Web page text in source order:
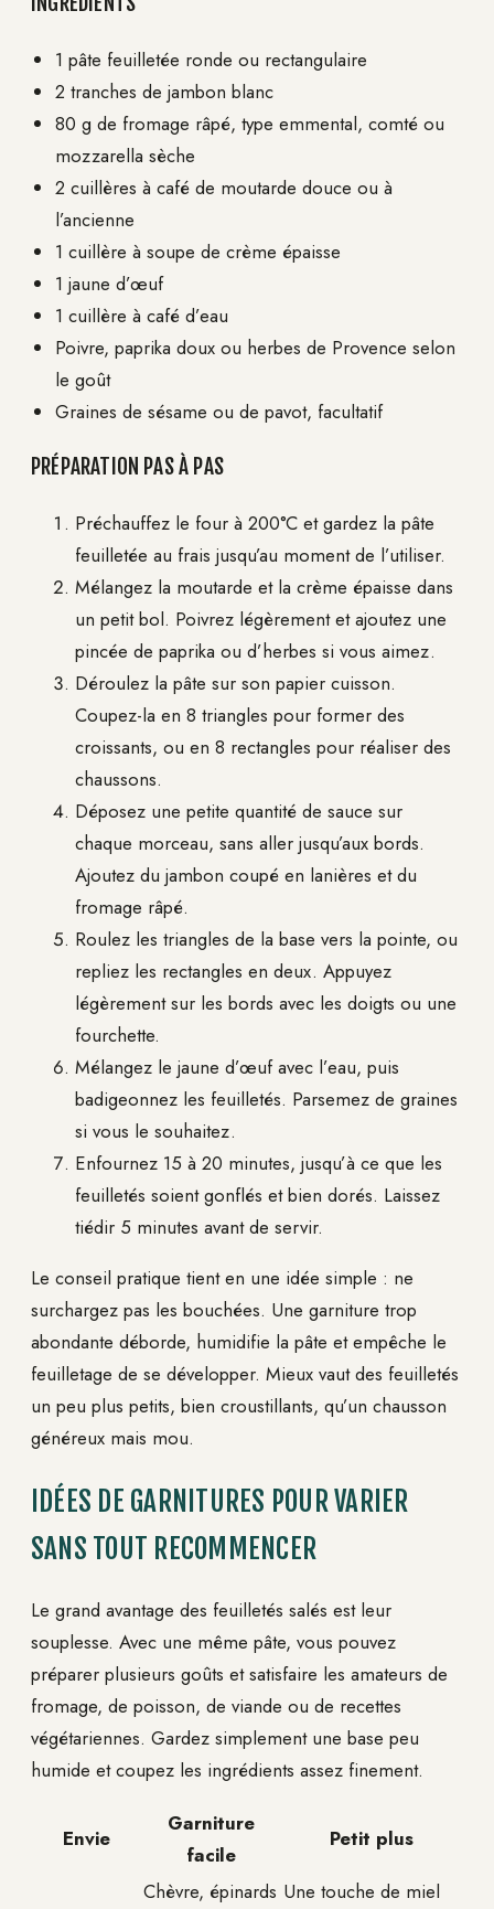
1 pâte feuilletée ronde ou rectangulaire
2 tranches de jambon blanc
80 g de fromage râpé, type emmental, comté ou
mozzarella sèche
2 cuillères à café de moutarde douce ou à
l’ancienne
1 cuillère à soupe de crème épaisse
1 jaune d’œuf
1 cuillère à café d’eau
Poivre, paprika doux ou herbes de Provence selon
le goût
Graines de sésame ou de pavot, facultatif
PRÉPARATION PAS À PAS
Préchauffez le four à 200°C et gardez la pâte
feuilletée au frais jusqu’au moment de l’utiliser.
Mélangez la moutarde et la crème épaisse dans
un petit bol. Poivrez légèrement et ajoutez une
pincée de paprika ou d’herbes si vous aimez.
Déroulez la pâte sur son papier cuisson.
Coupez-la en 8 triangles pour former des
croissants, ou en 8 rectangles pour réaliser des
chaussons.
Déposez une petite quantité de sauce sur
chaque morceau, sans aller jusqu’aux bords.
Ajoutez du jambon coupé en lanières et du
fromage râpé.
Roulez les triangles de la base vers la pointe, ou
repliez les rectangles en deux. Appuyez
légèrement sur les bords avec les doigts ou une
fourchette.
Mélangez le jaune d’œuf avec l’eau, puis
badigeonnez les feuilletés. Parsemez de graines
si vous le souhaitez.
Enfournez 15 à 20 minutes, jusqu’à ce que les
feuilletés soient gonflés et bien dorés. Laissez
tiédir 5 minutes avant de servir.
Le conseil pratique tient en une idée simple : ne
surchargez pas les bouchées. Une garniture trop
abondante déborde, humidifie la pâte et empêche le
feuilletage de se développer. Mieux vaut des feuilletés
un peu plus petits, bien croustillants, qu’un chausson
généreux mais mou.
IDÉES DE GARNITURES POUR VARIER
SANS TOUT RECOMMENCER
Le grand avantage des feuilletés salés est leur
souplesse. Avec une même pâte, vous pouvez
préparer plusieurs goûts et satisfaire les amateurs de
fromage, de poisson, de viande ou de recettes
végétariennes. Gardez simplement une base peu
humide et coupez les ingrédients assez finement.
Envie
Garniture
facile
Petit plus
Chèvre, épinards Une touche de miel